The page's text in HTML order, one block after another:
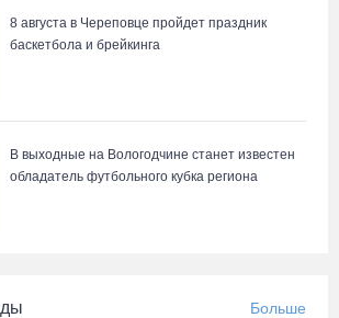
8 августа в Череповце пройдет праздник
баскетбола и брейкинга
В выходные на Вологодчине станет известен
обладатель футбольного кубка региона
Больше